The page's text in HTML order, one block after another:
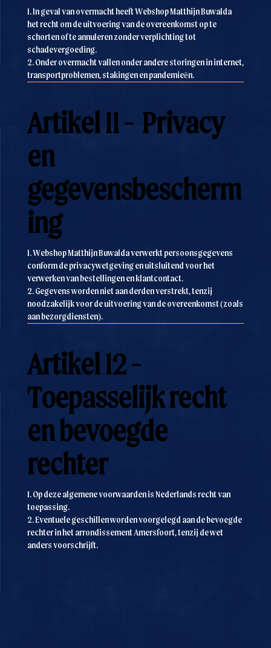
1. In geval van overmacht heeft Webshop Matthijn Buwalda
het recht om de uitvoering van de overeenkomst op te
schorten of te annuleren zonder verplichting tot
schadevergoeding.
2. Onder overmacht vallen onder andere storingen in internet,
transportproblemen, stakingen en pandemieën.
Artikel 11 - Privacy
en
gegevensbescherm
ing
1. Webshop Matthijn Buwalda verwerkt persoonsgegevens
conform de privacywetgeving en uitsluitend voor het
verwerken van bestellingen en klantcontact.
2. Gegevens worden niet aan derden verstrekt, tenzij
noodzakelijk voor de uitvoering van de overeenkomst (zoals
aan bezorgdiensten).
Artikel 12 -
Toepasselijk recht
en bevoegde
rechter
1. Op deze algemene voorwaarden is Nederlands recht van
toepassing.
2. Eventuele geschillen worden voorgelegd aan de bevoegde
rechter in het arrondissement Amersfoort, tenzij de wet
anders voorschrijft.